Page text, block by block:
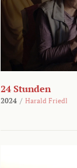
24 Stunden
2024 / Harald Friedl